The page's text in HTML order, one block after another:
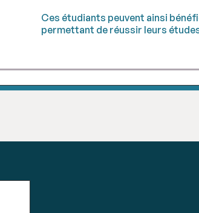
Ces étudiants peuvent ainsi
permettant de réussir leurs